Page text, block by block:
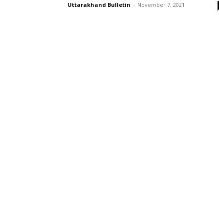
Uttarakhand Bulletin - November 7, 2021